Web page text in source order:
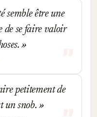
semble être une
de se faire valoir
petitement de
un snob.